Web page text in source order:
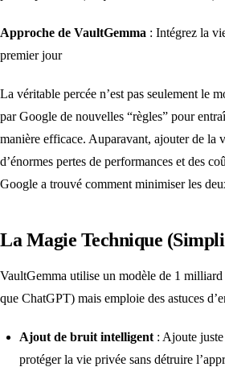
Approche de VaultGemma : Intégrez la
premier jour
La véritable percée n’est pas seulement le
par Google de nouvelles “règles” pour
manière efficace. Auparavant, ajouter de la
d’énormes pertes de performances et des
Google a trouvé comment minimiser les
La Magie Technique
VaultGemma utilise un modèle de 1 milliard
que ChatGPT) mais emploie des astuces
Ajout de bruit intelligent : Ajoute
protéger la vie privée sans détruire